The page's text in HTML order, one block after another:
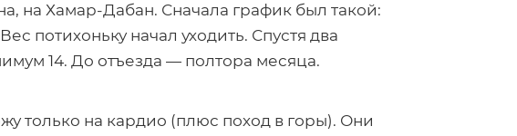
на Хамар-Дабан. Сначала график был такой:
потихоньку начал уходить. Спустя два
14. До отъезда — полтора месяца.
только на кардио (плюс поход в горы). Они